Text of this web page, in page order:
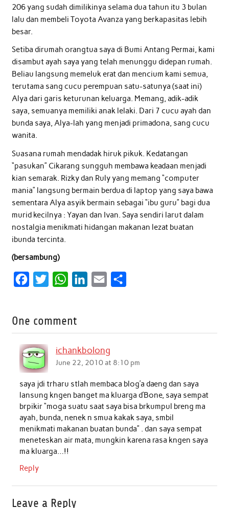
206 yang sudah dimilikinya selama dua tahun itu 3 bulan
lalu dan membeli Toyota Avanza yang berkapasitas lebih
besar.
Setiba dirumah orangtua saya di Bumi Antang Permai, kami
disambut ayah saya yang telah menunggu didepan rumah.
Beliau langsung memeluk erat dan mencium kami semua,
terutama sang cucu perempuan satu-satunya (saat ini)
Alya dari garis keturunan keluarga. Memang, adik-adik
saya, semuanya memiliki anak lelaki. Dari 7 cucu ayah dan
bunda saya, Alya-lah yang menjadi primadona, sang cucu
wanita.
Suasana rumah mendadak hiruk pikuk. Kedatangan
“pasukan” Cikarang sungguh membawa keadaan menjadi
kian semarak. Rizky dan Ruly yang memang “computer
mania” langsung bermain berdua di laptop yang saya bawa
sementara Alya asyik bermain sebagai “ibu guru” bagi dua
murid kecilnya : Yayan dan Ivan. Saya sendiri larut dalam
nostalgia menikmati hidangan makanan lezat buatan
ibunda tercinta.
(bersambung)
e
o
o
k
t
W
t
A
p
d
n
One comment
ichankbolong
June 22, 2010 at 8:10 pm
saya jdi trharu stlah membaca blog’a daeng dan saya
lansung kngen banget ma kluarga d’Bone, saya sempat
brpikir “moga suatu saat saya bisa brkumpul breng ma
ayah, bunda, nenek n smua kakak saya, smbil
menikmati makanan buatan bunda” . dan saya sempat
meneteskan air mata, mungkin karena rasa kngen saya
ma kluarga…!!
Reply
Leave a Reply